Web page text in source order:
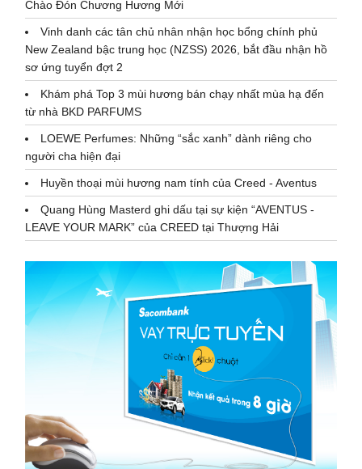
Chào Đón Chương Hương Mới
Vinh danh các tân chủ nhân nhận học bổng chính phủ
New Zealand bậc trung học (NZSS) 2026, bắt đầu nhận hồ
sơ ứng tuyển đợt 2
Khám phá Top 3 mùi hương bán chạy nhất mùa hạ đến
từ nhà BKD PARFUMS
LOEWE Perfumes: Những “sắc xanh” dành riêng cho
người cha hiện đại
Huyền thoại mùi hương nam tính của Creed - Aventus
Quang Hùng Masterd ghi dấu tại sự kiện “AVENTUS -
LEAVE YOUR MARK” của CREED tại Thượng Hải